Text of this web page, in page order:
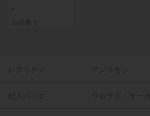
-
出品数 0
レアリティ アンコモン
封入パック ウルザズ・サーガ